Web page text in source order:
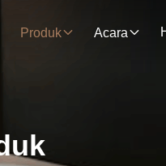
Produk Acara